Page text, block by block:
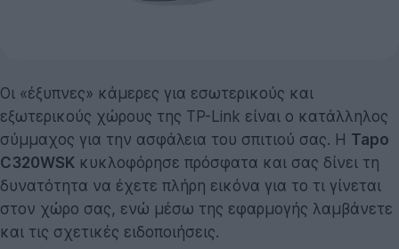
Οι «έξυπνες» κάμερες για εσωτερικούς και
εξωτερικούς χώρους της TP-Link είναι ο κατάλληλος
σύμμαχος για την ασφάλεια του σπιτιού σας. Η Tapo
C320WSK κυκλοφόρησε πρόσφατα και σας δίνει τη
δυνατότητα να έχετε πλήρη εικόνα για το τι γίνεται
στον χώρο σας, ενώ μέσω της εφαρμογής λαμβάνετε
και τις σχετικές ειδοποιήσεις.